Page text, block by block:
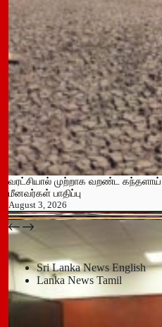
வரட்சியால் முற்றாக வறண்ட கந்தளாய்
மீனவர்கள் பாதிப்பு
August 3, 2026
பதுளை மாநகர சபையின் NPP
July 14, 2026
Sri Lanka News English
Lanka News Tamil